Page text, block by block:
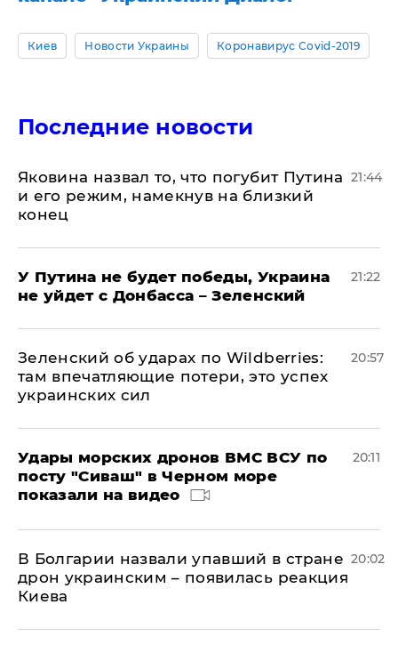
Киев Новости Украины Коронавирус Covid-2019
Последние новости
Яковина назвал то, что погубит Путина
и его режим, намекнув на близкий
конец
21:44
У Путина не будет победы, Украина
не уйдет с Донбасса – Зеленский
21:22
Зеленский об ударах по Wildberries:
там впечатляющие потери, это успех
украинских сил
20:57
Удары морских дронов ВМС ВСУ по
посту "Сиваш" в Черном море
показали на видео
20:11
В Болгарии назвали упавший в стране
дрон украинским – появилась реакция
Киева
20:02